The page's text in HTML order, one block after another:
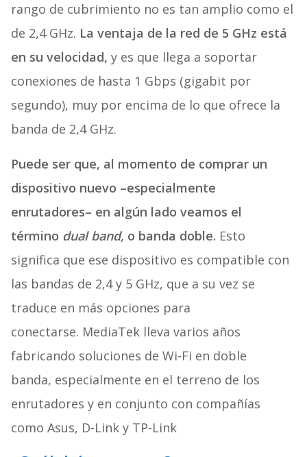
rango de cubrimiento no es tan amplio como el
de 2,4 GHz. La ventaja de la red de 5 GHz está
en su velocidad, y es que llega a soportar
conexiones de hasta 1 Gbps (gigabit por
segundo), muy por encima de lo que ofrece la
banda de 2,4 GHz.
Puede ser que, al momento de comprar un
dispositivo nuevo –especialmente
enrutadores– en algún lado veamos el
término dual band, o banda doble. Esto
significa que ese dispositivo es compatible con
las bandas de 2,4 y 5 GHz, que a su vez se
traduce en más opciones para
conectarse. MediaTek lleva varios años
fabricando soluciones de Wi-Fi en doble
banda, especialmente en el terreno de los
enrutadores y en conjunto con compañías
como Asus, D-Link y TP-Link